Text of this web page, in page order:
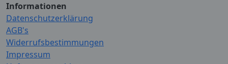
Informationen
Datenschutzerklärung
AGB's
Widerrufsbestimmungen
Impressum